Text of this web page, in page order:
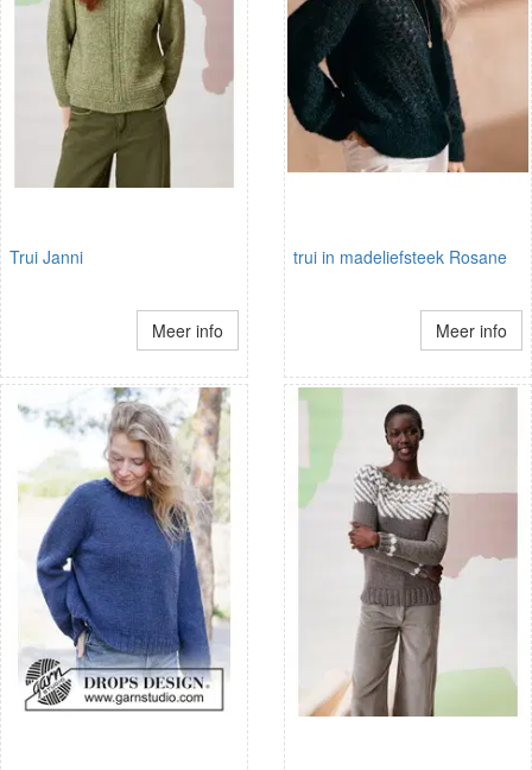
Trui Janni
Meer info
trui in madeliefsteek Rosane
Meer info